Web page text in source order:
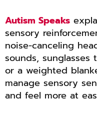
Autism Speaks
sensory
noise-canceling
sounds,
or a weighted
manage sensory
and feel more at